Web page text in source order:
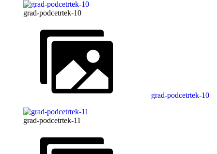
grad-podcetrtek-10
grad-podcetrtek-10
grad-podcetrtek-11